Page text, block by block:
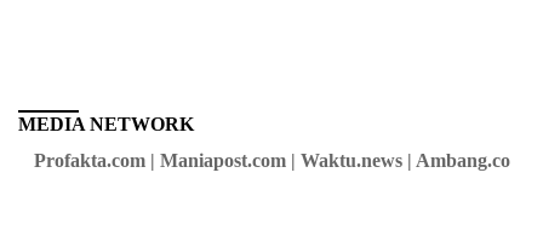
MEDIA NETWORK
Profakta.com | Maniapost.com | Waktu.news | Ambang.co